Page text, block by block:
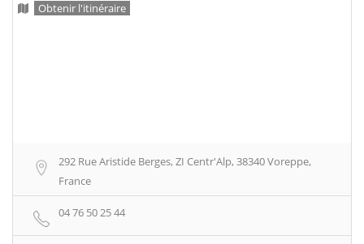
Obtenir l'itinéraire
292 Rue Aristide Berges, ZI Centr'Alp, 38340 Voreppe,
France
04 76 50 25 44